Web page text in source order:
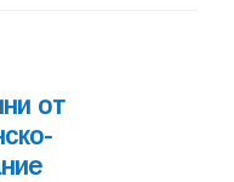
от